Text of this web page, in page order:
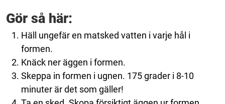
Gör så här:
Häll ungefär en matsked vatten i varje hål i
formen.
Knäck ner äggen i formen.
Skeppa in formen i ugnen. 175 grader i 8-10
minuter är det som gäller!